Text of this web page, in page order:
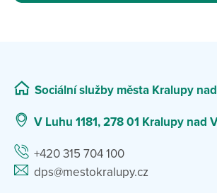
Sociální služby města Kralupy
V Luhu 1181, 278 01 Kralupy nad
+420 315 704 100
dps@mestokralupy.cz